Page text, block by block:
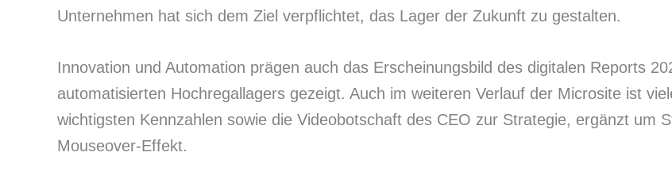
Unternehmen hat sich dem Ziel verpflichtet, das Lager der Zukunft zu gestalten.
Innovation und Automation prägen auch das Erscheinungsbild des digitalen Reports
automatisierten Hochregallagers gezeigt. Auch im weiteren Verlauf der Microsite ist
wichtigsten Kennzahlen sowie die Videobotschaft des CEO zur Strategie, ergänzt um
Mouseover-Effekt.